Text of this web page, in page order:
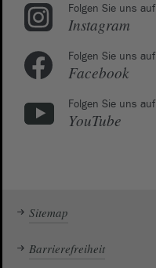
Folgen Sie uns auf
Instagram
Folgen Sie uns auf
Facebook
Folgen Sie uns auf
YouTube
Sitemap
Barrierefreiheit